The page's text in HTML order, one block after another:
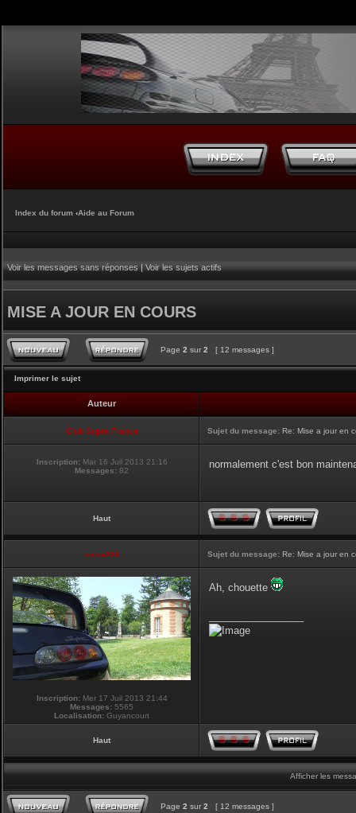
Index du forum ‹Aide au Forum
Voir les messages sans réponses|Voir les sujets actifs
MISE A JOUR EN COURS
Page 2 sur 2 [ 12 messages ]
Imprimer le sujet
Auteur
Club Supra France Sujet du message: Re: Mise a jour en
Inscription: Mar 16 Juil 2013 21:16
Messages: 82
normalement c'est bon
Haut
vmax330 Sujet du message: Re: Mise a jour en
Inscription:Mer 17 Juil 2013 21:44
Messages: 5565
Localisation: Guyancourt
Ah, chouette
Haut
Afficher les
Page 2 sur 2 [ 12 messages ]